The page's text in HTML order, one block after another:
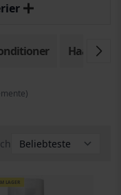
Haarkur
LAGER